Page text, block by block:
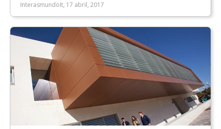
InterasmundoIt, 17 abril, 2017